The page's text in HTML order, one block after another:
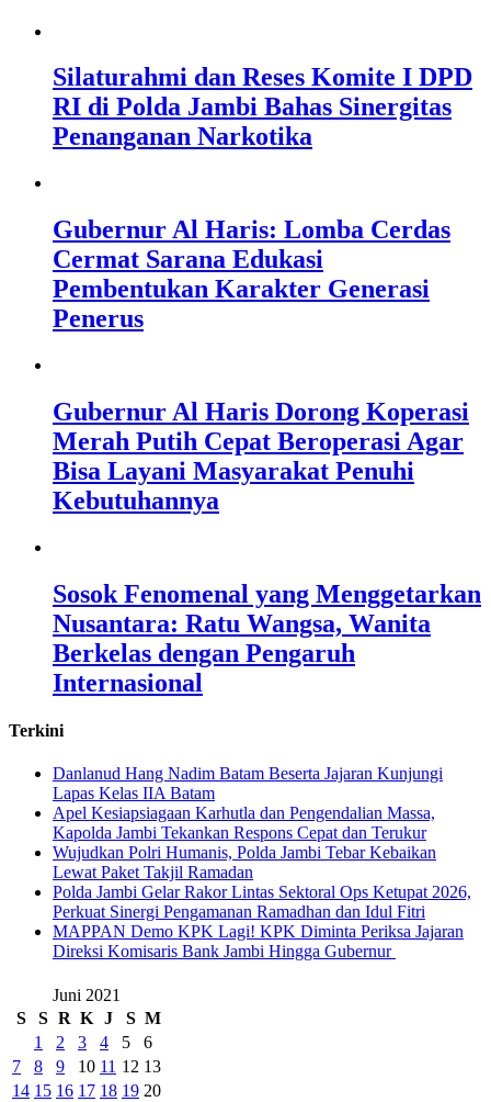
Silaturahmi dan Reses Komite I DPD
RI di Polda Jambi Bahas Sinergitas
Penanganan Narkotika
Gubernur Al Haris: Lomba Cerdas
Cermat Sarana Edukasi
Pembentukan Karakter Generasi
Penerus
Gubernur Al Haris Dorong Koperasi
Merah Putih Cepat Beroperasi Agar
Bisa Layani Masyarakat Penuhi
Kebutuhannya
Sosok Fenomenal yang Menggetarkan
Nusantara: Ratu Wangsa, Wanita
Berkelas dengan Pengaruh
Internasional
Terkini
Danlanud Hang Nadim Batam Beserta Jajaran Kunjungi
Lapas Kelas IIA Batam
Apel Kesiapsiagaan Karhutla dan Pengendalian Massa,
Kapolda Jambi Tekankan Respons Cepat dan Terukur
Wujudkan Polri Humanis, Polda Jambi Tebar Kebaikan
Lewat Paket Takjil Ramadan
Polda Jambi Gelar Rakor Lintas Sektoral Ops Ketupat 2026,
Perkuat Sinergi Pengamanan Ramadhan dan Idul Fitri
‎MAPPAN Demo KPK Lagi! KPK Diminta Periksa Jajaran
Direksi Komisaris Bank Jambi Hingga Gubernur ‎
Juni 2021
S
S R K J S M
1
2 3 4 5
6
7
8 9 10 11 12 13
14 15 16 17 18 19 20